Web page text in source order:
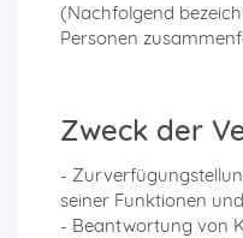
(Nachfolgend
Personen
Zweck der
-
seiner Funktionen
- Beantwortung von